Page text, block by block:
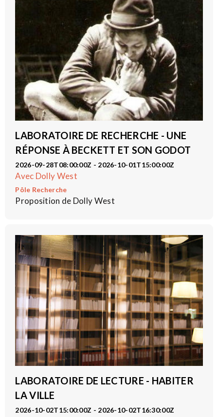
LABORATOIRE DE RECHERCHE - UNE
RÉPONSE À BECKETT ET SON GODOT
2026-09-28T08:00:00Z - 2026-10-01T15:00:00Z
Avec Dolly West
Pôle Recherche
Proposition de Dolly West
LABORATOIRE DE LECTURE - HABITER
LA VILLE
2026-10-02T15:00:00Z - 2026-10-02T16:30:00Z